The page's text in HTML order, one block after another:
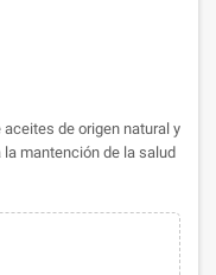
aceites de origen natural y
mantención de la salud